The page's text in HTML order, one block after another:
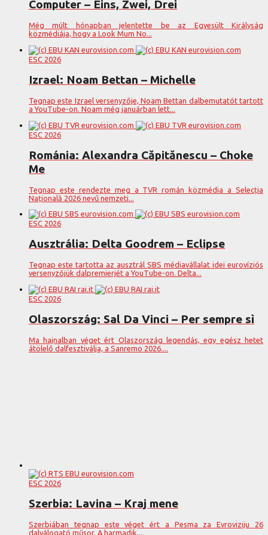
Computer – Eins, Zwei, Drei
Még múlt hónapban jelentette be az Egyesült Királyság
közmédiája, hogy a Look Mum No...
ESC 2026
Izrael: Noam Bettan – Michelle
Tegnap este Izrael versenyzője, Noam Bettan dalbemutatót tartott
a YouTube-on. Noam még januárban lett...
ESC 2026
Románia: Alexandra Căpitănescu – Choke
Me
Tegnap este rendezte meg a TVR román közmédia a Selecția
Națională 2026 nevű nemzeti...
ESC 2026
Ausztrália: Delta Goodrem – Eclipse
Tegnap este tartotta az ausztrál SBS médiavállalat idei eurovíziós
versenyzőjük dalpremierjét a YouTube-on. Delta...
ESC 2026
Olaszország: Sal Da Vinci – Per sempre sì
Ma hajnalban véget ért Olaszország legendás, egy egész hetet
átölelő dalfesztiválja, a Sanremo 2026....
ESC 2026
Szerbia: Lavina – Kraj mene
Szerbiában tegnap este véget ért a Pesma za Evroviziju 26
dalválogató műsor. A harmadik,...